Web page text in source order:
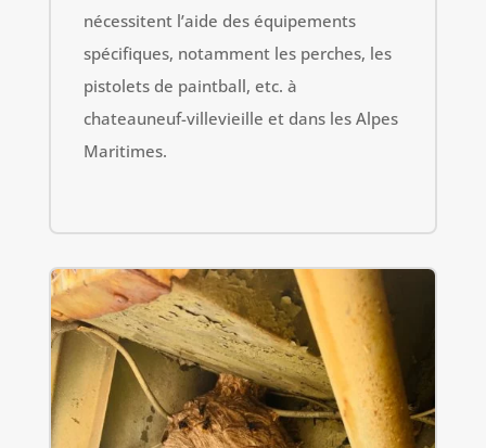
nécessitent l’aide des équipements
spécifiques, notamment les perches, les
pistolets de paintball, etc. à
chateauneuf-villevieille et dans les Alpes
Maritimes.